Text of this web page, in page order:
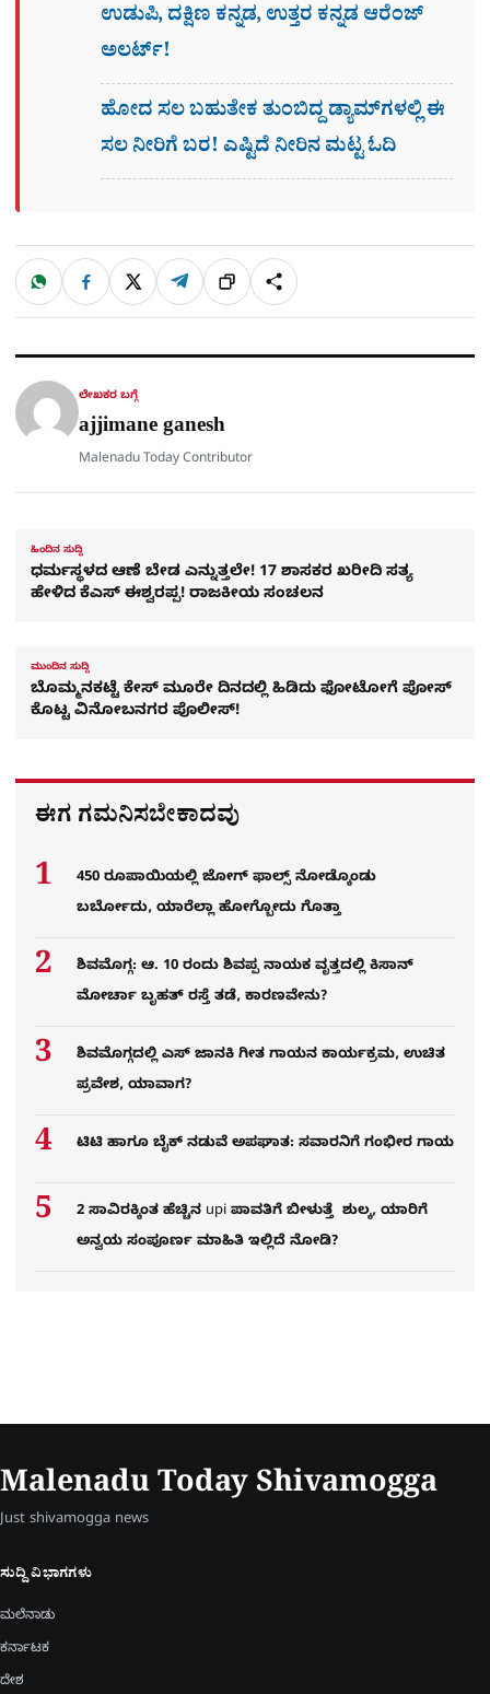
ಉಡುಪಿ, ದಕ್ಷಿಣ ಕನ್ನಡ, ಉತ್ತರ ಕನ್ನಡ ಆರೆಂಜ್
ಅಲರ್ಟ್!
ಹೋದ ಸಲ ಬಹುತೇಕ ತುಂಬಿದ್ದ ಡ್ಯಾಮ್​ಗಳಲ್ಲಿ ಈ
ಸಲ ನೀರಿಗೆ ಬರ! ಎಷ್ಟಿದೆ ನೀರಿನ ಮಟ್ಟ ಓದಿ
ಹಂಚಿಕೊಳ್ಳಿ
W
a
t
p
p
F
c
e
o
k
X T
l
e
a
m
ಲಿಂ
ಕ್
S
h
a
ಲೇಖಕರ ಬಗ್ಗೆ
ajjimane ganesh
Malenadu Today Contributor
ಹಿಂದಿನ ಸುದ್ದಿ
ಧರ್ಮಸ್ಥಳದ ಆಣೆ ಬೇಡ ಎನ್ನುತ್ತಲೇ! 17 ಶಾಸಕರ ಖರೀದಿ ಸತ್ಯ
ಹೇಳಿದ ಕೆಎಸ್​ ಈಶ್ವರಪ್ಪ! ರಾಜಕೀಯ ಸಂಚಲನ
ಮುಂದಿನ ಸುದ್ದಿ
ಬೊಮ್ಮನಕಟ್ಟೆ ಕೇಸ್​ ಮೂರೇ ದಿನದಲ್ಲಿ ಹಿಡಿದು ಫೋಟೋಗೆ ಪೋಸ್​
ಕೊಟ್ಟ ವಿನೋಬನಗರ ಪೊಲೀಸ್!
ಈಗ ಗಮನಿಸಬೇಕಾದವು
450 ರೂಪಾಯಿಯಲ್ಲಿ ಜೋಗ್​ ಫಾಲ್ಸ್​ ನೋಡ್ಕೊಂಡು
ಬರ್ಬೋದು, ಯಾರೆಲ್ಲಾ ಹೋಗ್ಬೋದು ಗೊತ್ತಾ
ಶಿವಮೊಗ್ಗ: ಆ. 10 ರಂದು ಶಿವಪ್ಪ ನಾಯಕ ವೃತ್ತದಲ್ಲಿ ಕಿಸಾನ್
ಮೋರ್ಚಾ ಬೃಹತ್ ರಸ್ತೆ ತಡೆ, ಕಾರಣವೇನು?
ಶಿವಮೊಗ್ಗದಲ್ಲಿ ಎಸ್​ ಜಾನಕಿ ಗೀತ ಗಾಯನ ಕಾರ್ಯಕ್ರಮ, ಉಚಿತ
ಪ್ರವೇಶ, ಯಾವಾಗ?
ಟಿಟಿ ಹಾಗೂ ಬೈಕ್ ನಡುವೆ ಅಪಘಾತ: ಸವಾರನಿಗೆ ಗಂಭೀರ ಗಾಯ
2 ಸಾವಿರಕ್ಕಿಂತ ಹೆಚ್ಚಿನ upi ಪಾವತಿಗೆ ಬೀಳುತ್ತೆ ಶುಲ್ಕ, ಯಾರಿಗೆ
ಅನ್ವಯ ಸಂಪೂರ್ಣ ಮಾಹಿತಿ ಇಲ್ಲಿದೆ ನೋಡಿ?
Malenadu Today Shivamogga
Just shivamogga news
ಸುದ್ದಿ ವಿಭಾಗಗಳು
ಮಲೆನಾಡು
ಕರ್ನಾಟಕ
ದೇಶ